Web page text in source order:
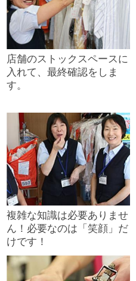
店舗のストックスペースに
入れて、最終確認をしま
す。
複雑な知識は必要ありませ
ん！必要なのは「笑顔」だ
けです！